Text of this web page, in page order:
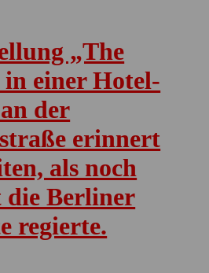
„The
in einer Hotel-
der
erinnert
als noch
die Berliner
regierte.